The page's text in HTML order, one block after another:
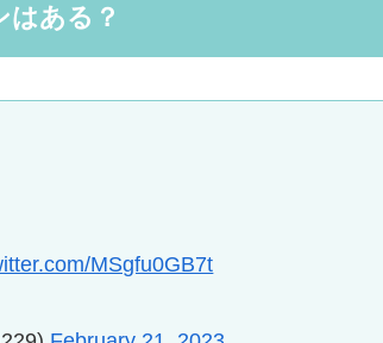
はある？
MSgfu0GB7t